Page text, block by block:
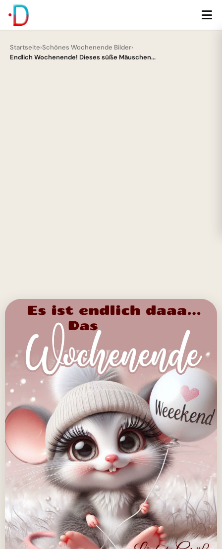
Startseite›Schönes Wochenende Bilder›
Endlich Wochenende! Dieses süße Mäuschen...